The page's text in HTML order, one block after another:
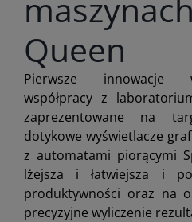
Queen
Pierwsze innowacje
współpracy z
zaprezentowane na
dotykowe wyświetlacze
z automatami piorącymi
lżejsza i łatwiejsza i
produktywności oraz na
precyzyjne wyliczenie